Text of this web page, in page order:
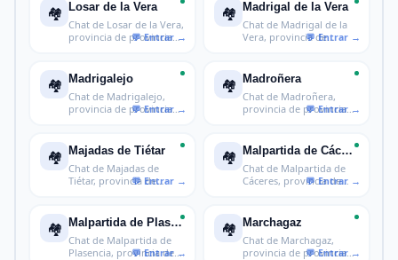
🏘️ Losar de la Vera
Chat de Losar de la Vera,
provincia de provincia
🏘️ Madrigal de la Vera
Chat de Madrigal de la
Vera, provincia de
🏘️ Madrigalejo
Chat de Madrigalejo,
provincia de provincia
🏘️ Madroñera
Chat de Madroñera,
provincia de provincia
🏘️ Majadas de Tiétar
Chat de Majadas de
Tiétar, provincia de
🏘️ Malpartida de Cáceres
Chat de Malpartida de
Cáceres, provincia de
🏘️ Malpartida de Plasencia
Chat de Malpartida de
Plasencia, provincia de
🏘️ Marchagaz
Chat de Marchagaz,
provincia de provincia